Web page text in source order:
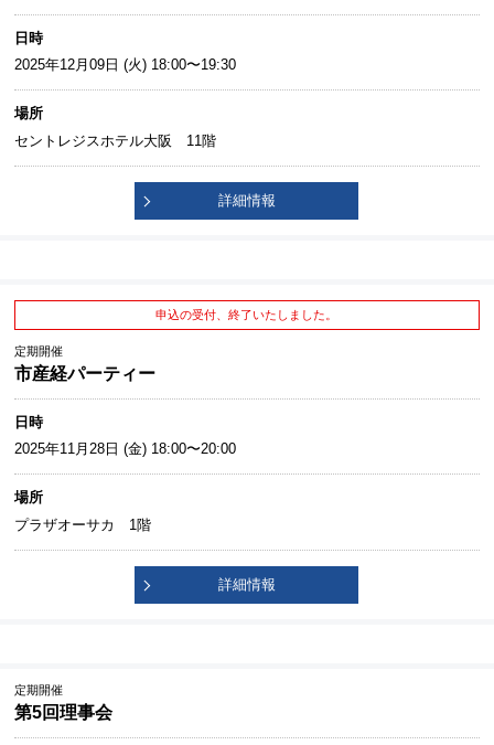
日時
2025年12月09日 (火) 18:00〜19:30
場所
セントレジスホテル大阪 11階
詳細情報
申込の受付、終了いたしました。
定期開催
市産経パーティー
日時
2025年11月28日 (金) 18:00〜20:00
場所
プラザオーサカ 1階
詳細情報
定期開催
第5回理事会